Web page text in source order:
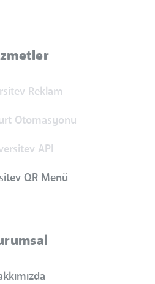
Reklam
Otomasyonu
API
QR Menü